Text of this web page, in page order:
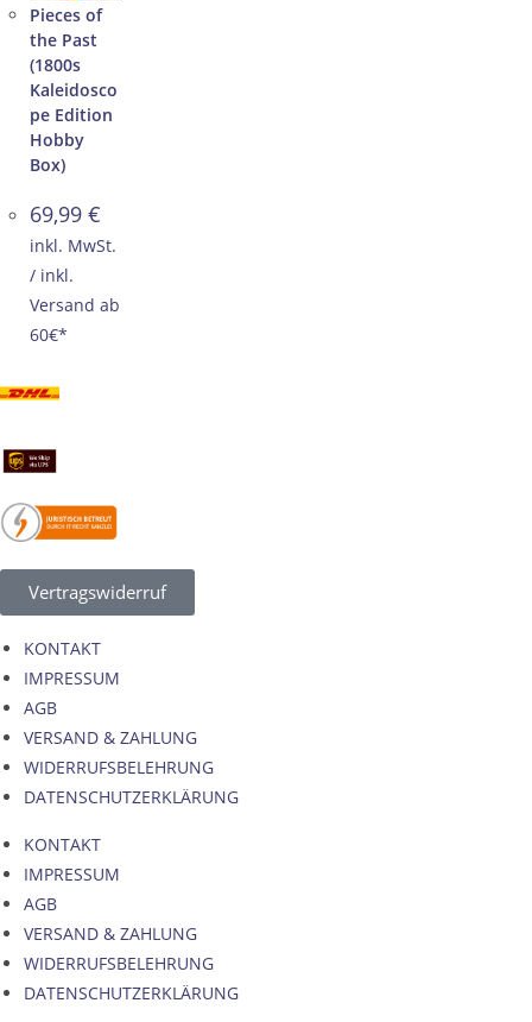
Pieces of
the Past
(1800s
Kaleidosco
pe Edition
Hobby
Box)
69,99 €
inkl. MwSt.
/ inkl.
Versand ab
60€*
Vertragswiderruf
KONTAKT
IMPRESSUM
AGB
VERSAND & ZAHLUNG
WIDERRUFSBELEHRUNG
DATENSCHUTZERKLÄRUNG
KONTAKT
IMPRESSUM
AGB
VERSAND & ZAHLUNG
WIDERRUFSBELEHRUNG
DATENSCHUTZERKLÄRUNG